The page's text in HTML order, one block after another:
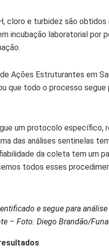
cloro e turbidez são
incubação laboratorial por
Ações Estruturantes em
que todo o processo
um protocolo específico,
das análises sentinelas
da coleta tem um
todos esses
e segue para
– Foto: Diego Brandão/